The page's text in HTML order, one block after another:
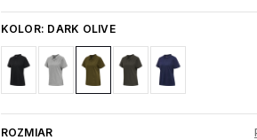
KOLOR: DARK OLIVE
ROZMIAR